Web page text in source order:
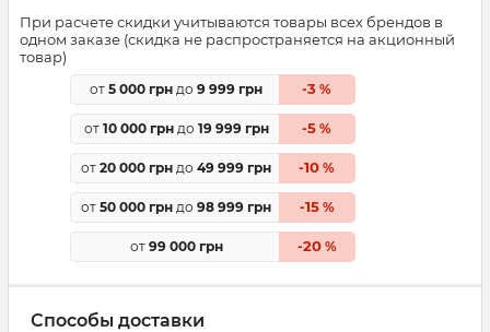
При расчете скидки учитываются товары всех брендов в
одном заказе (скидка не распространяется на акционный
товар)
от 5 000 грн до 9 999 грн -3 %
от 10 000 грндо 19 999 грн -5 %
от 20 000 грн до 49 999 грн -10 %
от 50 000 грн до 98 999 грн -15%
от 99 000 грн -20%
Способы доставки